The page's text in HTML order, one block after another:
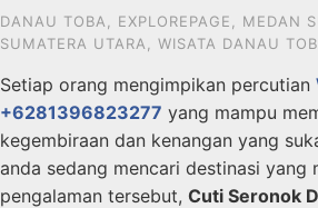
DANAU TOBA EXPLOREPAGE MEDAN
SUMATERA UTARA
WISATA DANAU
Setiap orang mengimpikan percutian
+6281396823277 yang mampu
kegembiraan dan kenangan yang
anda sedang mencari destinasi yang
pengalaman tersebut, Cuti Seronok